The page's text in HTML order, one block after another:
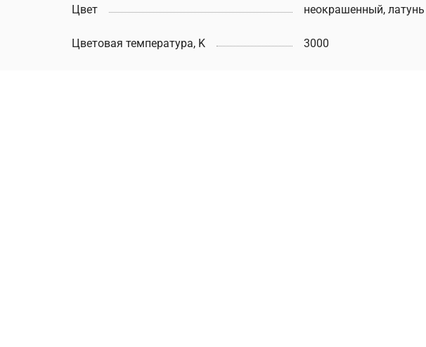
Цвет неокрашенный, латунь
Цветовая температура, K 3000